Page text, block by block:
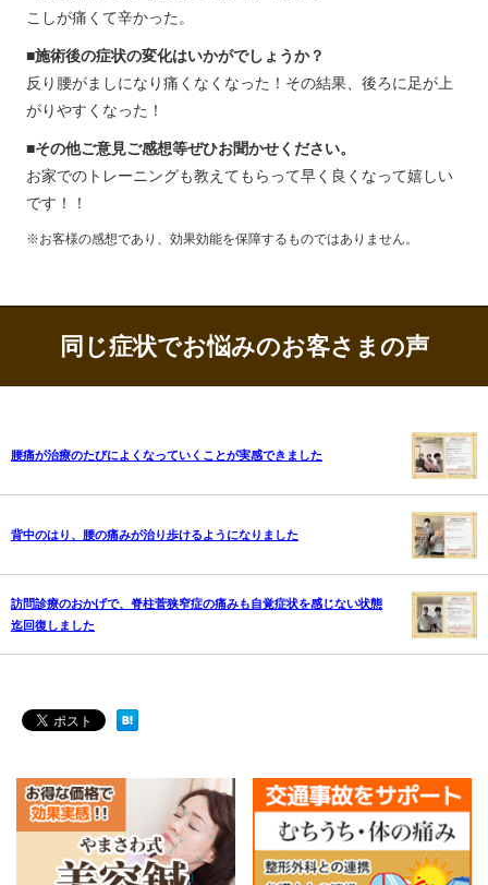
こしが痛くて辛かった。
■施術後の症状の変化はいかがでしょうか？
反り腰がましになり痛くなくなった！その結果、後ろに足が上
がりやすくなった！
■その他ご意見ご感想等ぜひお聞かせください。
お家でのトレーニングも教えてもらって早く良くなって嬉しい
です！！
※お客様の感想であり、効果効能を保障するものではありません。
同じ症状でお悩みのお客さまの声
腰痛が治療のたびによくなっていくことが実感できました
背中のはり、腰の痛みが治り歩けるようになりました
訪問診療のおかげで、脊柱菅狭窄症の痛みも自覚症状を感じない状態
迄回復しました